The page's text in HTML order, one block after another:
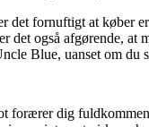
det fornuftigt at køber
det også afgørende,
Blue, uanset om du
forærer dig